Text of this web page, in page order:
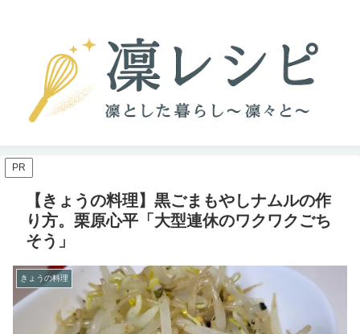
PR
【きょうの料理】黒ごまもやしナムルの作
り方。栗原心平「大型連休のワクワクごち
そう」
きょうの料理